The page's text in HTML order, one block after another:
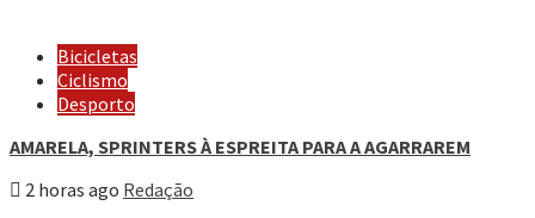
Bicicletas
Ciclismo
Desporto
AMARELA, SPRINTERS À ESPREITA PARA A AGARRAREM
2 horas ago Redação